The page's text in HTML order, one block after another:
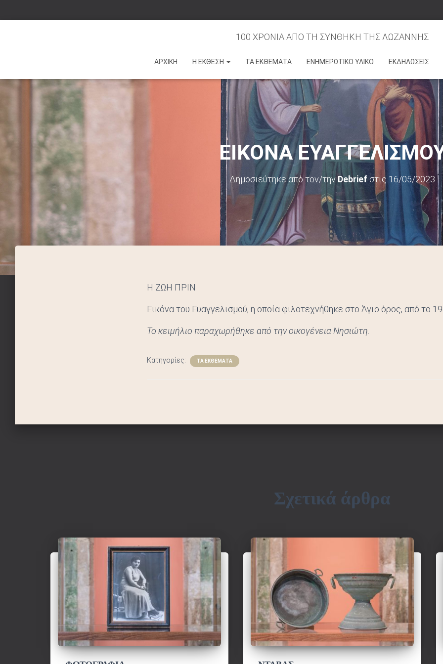
100 ΧΡΟΝΙΑ ΑΠΟ ΤΗ ΣΥΝΘΗΚΗ ΤΗΣ ΛΩΖΑΝΝΗΣ
ΑΡΧΙΚΗ Η ΕΚΘΕΣΗ ΤΑ ΕΚΘΕΜΑΤΑ ΕΝΗΜΕΡΩΤΙΚΟ ΥΛΙΚΟ ΕΚΔΗΛΩΣΕΙΣ
ΕΙΚΟΝΑ
Δημοσιεύτηκε από τον/τηνDebrief στις 16/05/2023
Η ΖΩΗ ΠΡΙΝ
Εικόνα του Ευαγγελισμού, η οποία φιλοτεχνήθηκε στο Άγιο όρος, από το
Το κειμήλιο παραχωρήθηκε από την οικογένεια Νησιώτη.
Κατηγορίες: ΤΑ ΕΚΘΕΜΑΤΑ
Σχετικά άρθρα